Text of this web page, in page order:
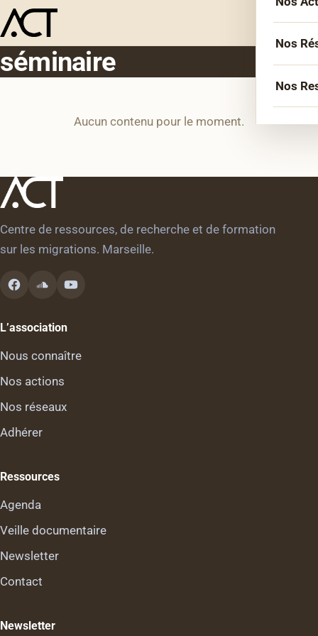
Nos
Nos
séminaire
Aucun contenu pour le moment.
Centre de ressources, de recherche et de formation
sur les migrations. Marseille.
L’association
Nous connaître
Nos actions
Nos réseaux
Adhérer
Ressources
Agenda
Veille documentaire
Newsletter
Contact
Newsletter